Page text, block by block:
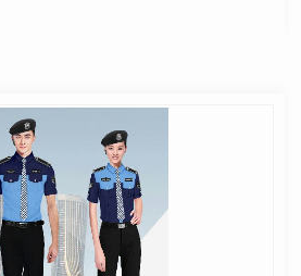
电力企业必须为员工准备的。电…